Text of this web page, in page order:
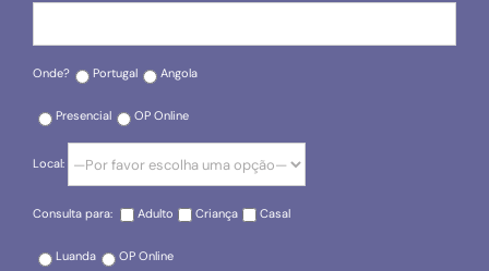
Onde? Portugal Angola
Presencial OP Online
Local:
Consulta para: Adulto Criança Casal
Luanda OP Online